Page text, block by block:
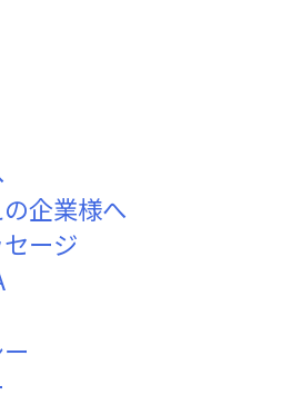
企業様へ
ージ